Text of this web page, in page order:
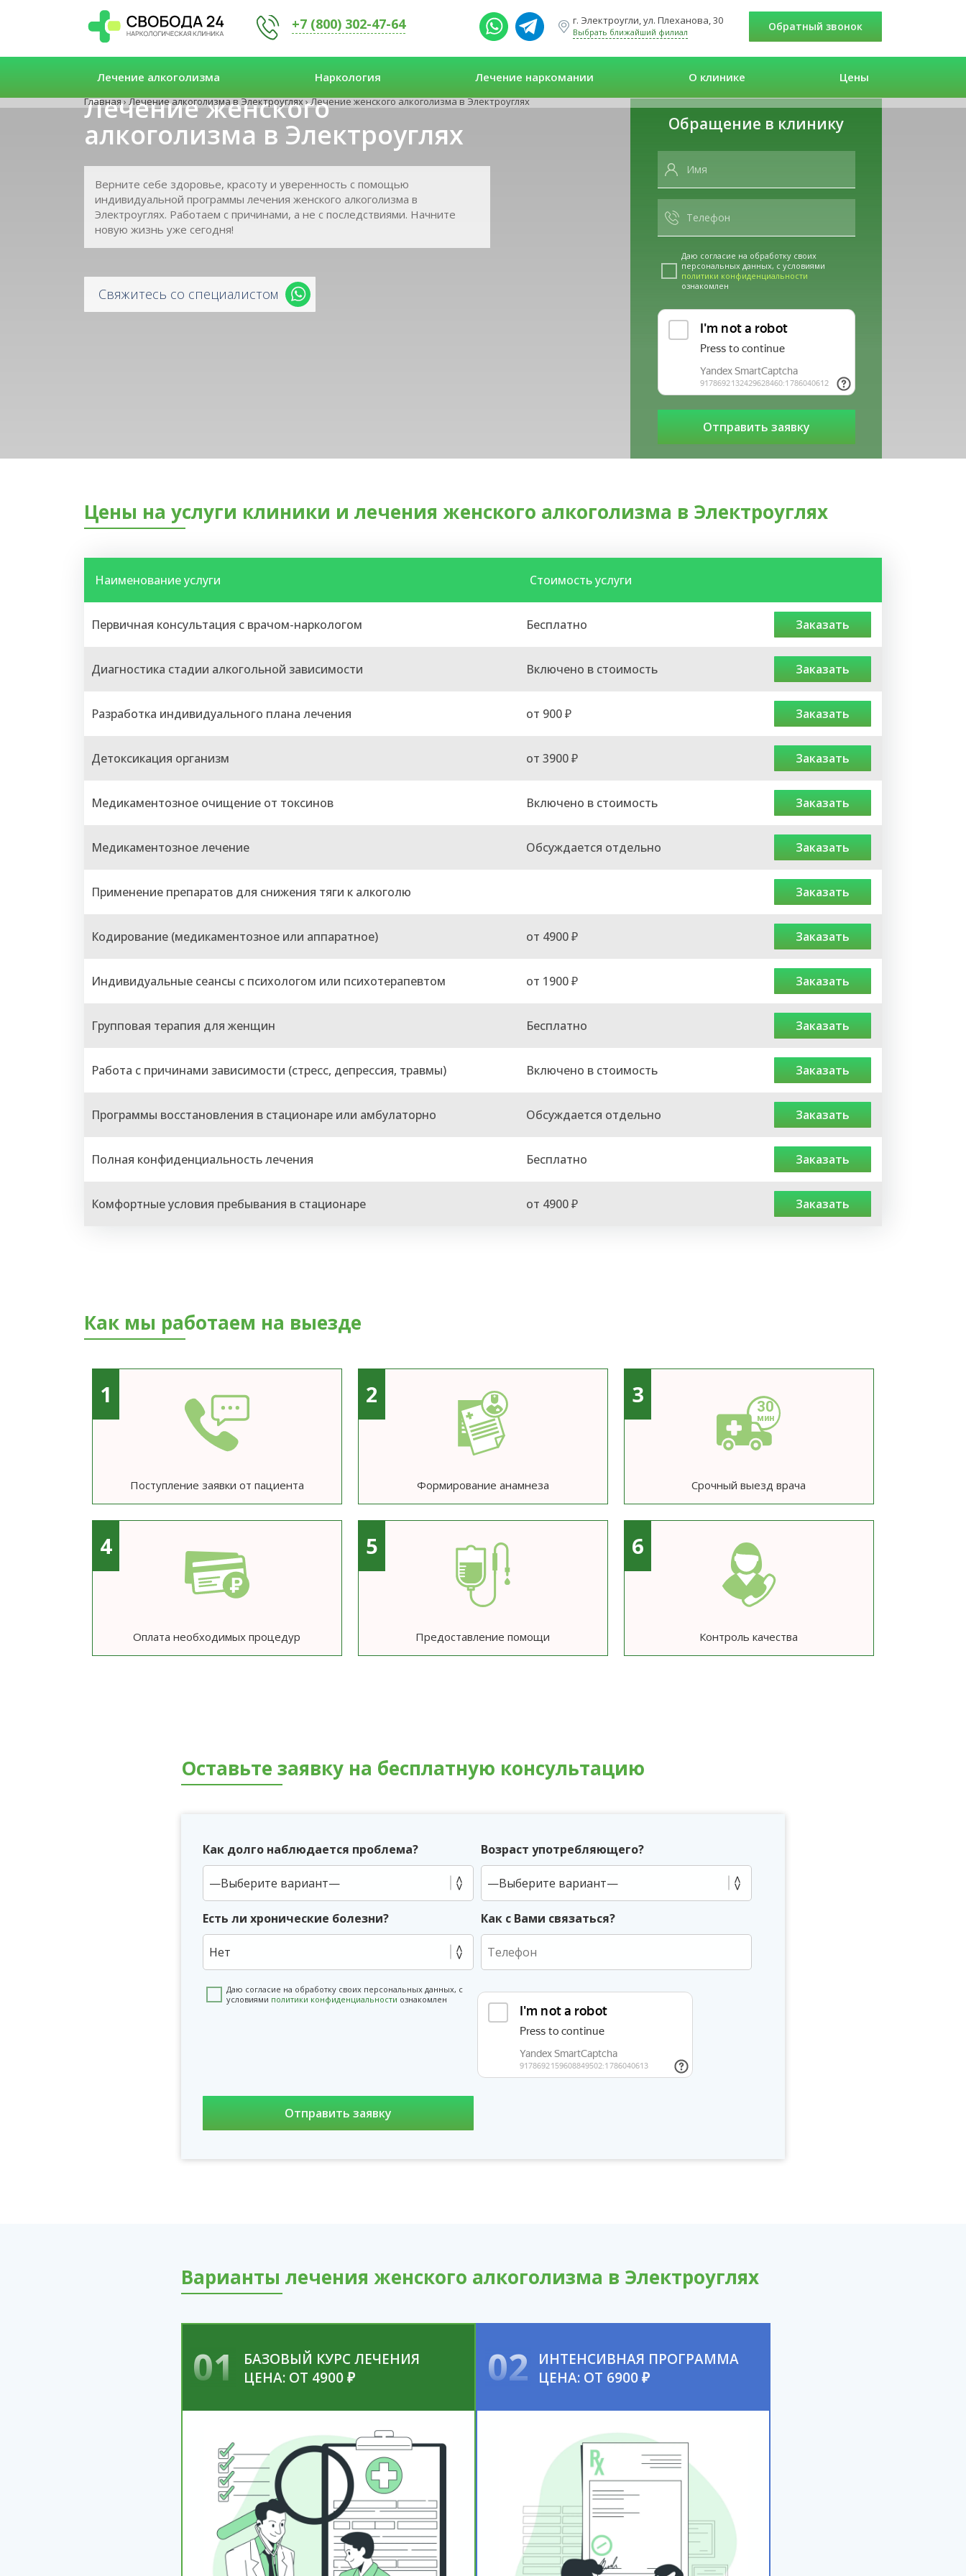
+7 (800) 302-47-64 г. Электроугли, ул. Плеханова, 30
Выбрать ближайший филиал Обратный звонок
Лечение алкоголизма Наркология Лечение наркомании О клинике Цены
Главная›Лечение алкоголизма в Электроуглях›Лечение женского алкоголизма в Электроуглях
Лечение женского
алкоголизма в Электроуглях
Верните себе здоровье, красоту и уверенность с помощью
индивидуальной программы лечения женского алкоголизма в
Электроуглях. Работаем с причинами, а не с последствиями. Начните
новую жизнь уже сегодня!
Свяжитесь со специалистом
Обращение в клинику
Даю согласие на обработку своих
персональных данных, с условиями
политики конфиденциальности
ознакомлен
Цены на услуги клиники и лечения женского алкоголизма в Электроуглях
Наименование услуги Стоимость услуги
Первичная консультация с врачом-наркологом Бесплатно заказать
Диагностика стадии алкогольной зависимости Включено в стоимость заказать
Разработка индивидуального плана лечения от 900 ₽ заказать
Детоксикация организм от 3900 ₽ заказать
Медикаментозное очищение от токсинов Включено в стоимость заказать
Медикаментозное лечение Обсуждается отдельно заказать
Применение препаратов для снижения тяги к алкоголю заказать
Кодирование (медикаментозное или аппаратное) от 4900 ₽ заказать
Индивидуальные сеансы с психологом или психотерапевтом от 1900 ₽ заказать
Групповая терапия для женщин Бесплатно заказать
Работа с причинами зависимости (стресс, депрессия, травмы) Включено в стоимость заказать
Программы восстановления в стационаре или амбулаторно Обсуждается отдельно заказать
Полная конфиденциальность лечения Бесплатно заказать
Комфортные условия пребывания в стационаре от 4900 ₽ заказать
Как мы работаем на выезде
1
Поступление заявки от пациента
2
Формирование анамнеза
3
Срочный выезд врача
4
Оплата необходимых процедур
5
Предоставление помощи
6
Контроль качества
Оставьте заявку на бесплатную консультацию
Как долго наблюдается проблема? Возраст употребляющего?
Есть ли хронические болезни?
Нет
Как с Вами связаться?
Даю согласие на обработку своих персональных данных, с
условиями политики конфиденциальности ознакомлен
Варианты лечения женского алкоголизма в Электроуглях
01
БАЗОВЫЙ КУРС ЛЕЧЕНИЯ
ЦЕНА: ОТ 4900 ₽
02
ИНТЕНСИВНАЯ ПРОГРАММА
ЦЕНА: ОТ 6900 ₽